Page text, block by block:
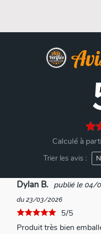
Calculé à
Trier les avis :
Dylan B. publié le 04/
du 23/03/2026
5/5
Produit très bien